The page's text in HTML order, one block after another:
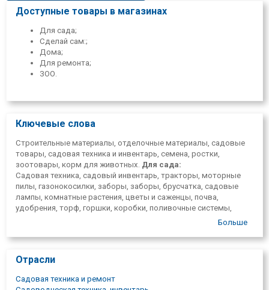
Доступные товары в магазинах
Для сада;
Сделай сам:;
Дома;
Для ремонта;
ЗОО.
Ключевые слова
Строительные материалы, отделочные материалы, садовые
товары, садовая техника и инвентарь, семена, ростки,
зоотовары, корм для животных. Для сада:
Садовая техника, садовый инвентарь, тракторы, моторные
пилы, газонокосилки, заборы, заборы, брусчатка, садовые
лампы, комнатные растения, цветы и саженцы, почва,
удобрения, торф, горшки, коробки, поливочные системы,
газоны, цветочные семена и луковицы, садовые камины,
игрушки, игры, бассейны, принадлежности для флористики,
Мебельные пластины, полки, полочные системы, раздвижные
лестницы для чердаков, художественные принадлежности,
Больше
Отрасли
Садовая техника и ремонт